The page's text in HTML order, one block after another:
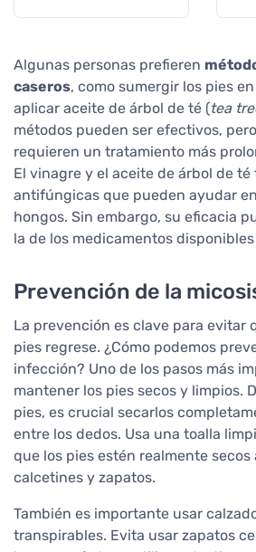
Algunas personas prefieren
caseros, como sumergir los pies en
aplicar aceite de árbol de té (tea
métodos pueden ser efectivos,
requieren un tratamiento más
El vinagre y el aceite de árbol de
antifúngicas que pueden ayudar
hongos. Sin embargo, su eficacia
la de los medicamentos
Prevención de la
La prevención es clave para evitar
pies regrese. ¿Cómo podemos
infección? Uno de los pasos más
mantener los pies secos y limpios.
pies, es crucial secarlos
entre los dedos. Usa una toalla
que los pies estén realmente
calcetines y zapatos.
También es importante usar
transpirables. Evita usar zapatos